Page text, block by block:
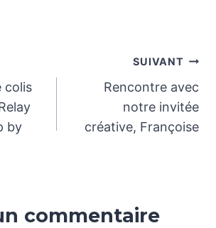
colis
by
SUIVANT
Rencontre avec
notre invitée
créative, Françoise
commentaire